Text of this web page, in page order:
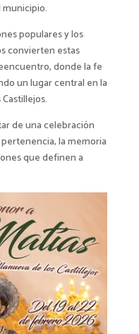
populares y los
convierten estas
donde la fe
un lugar central en la
de una celebración
la memoria
que definen a